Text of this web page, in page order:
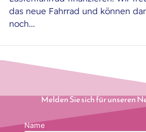
das neue Fahrrad und können
noch...
Melden Sie sich für unseren
Name